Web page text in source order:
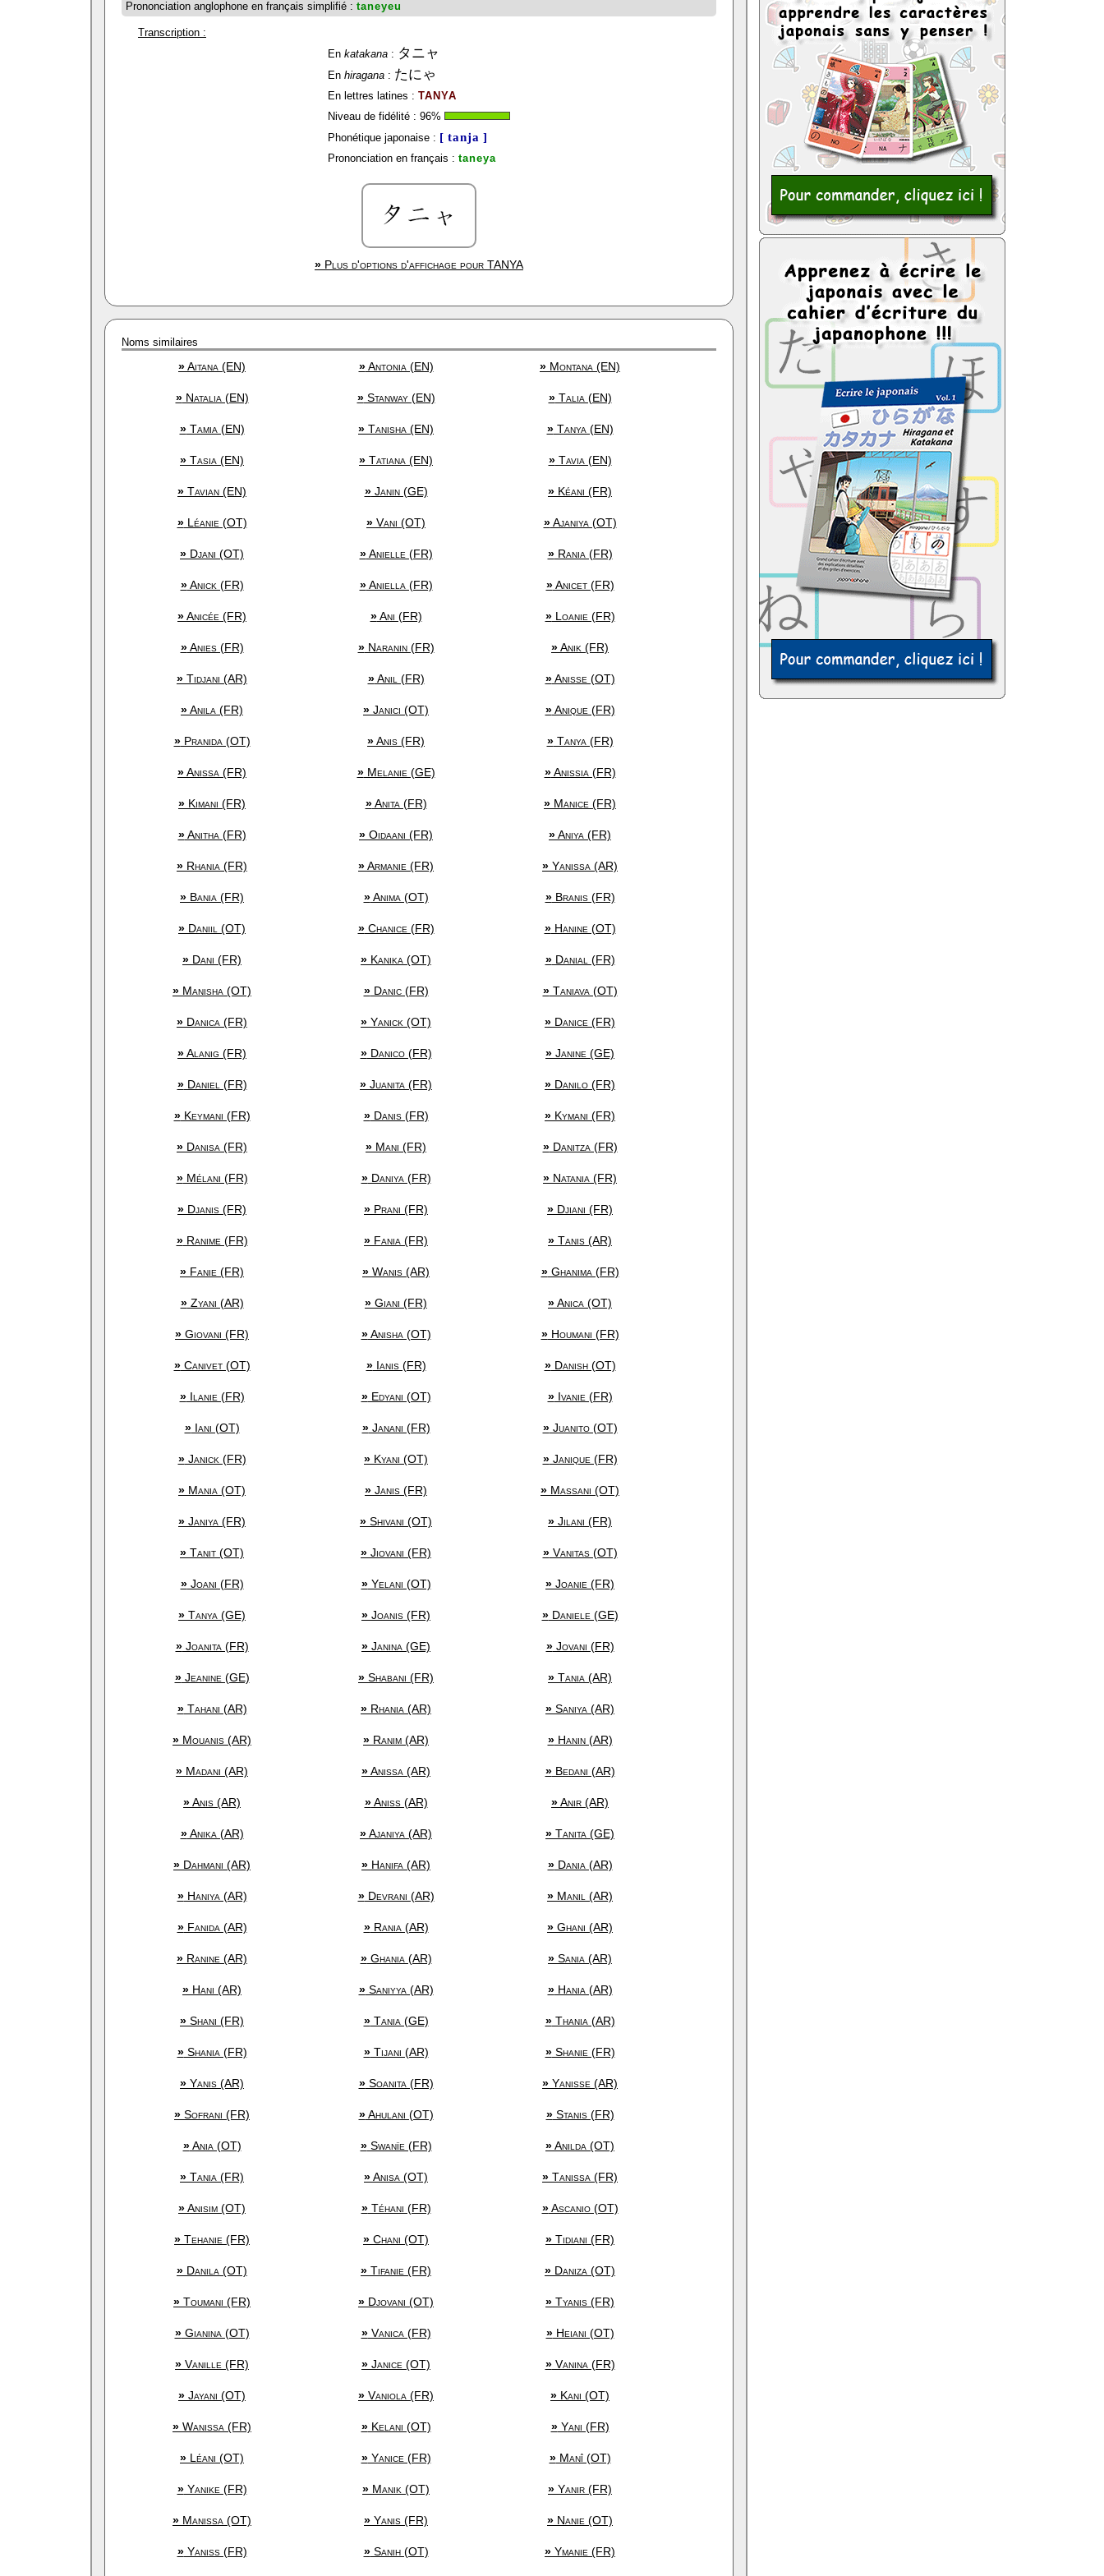
Prononciation anglophone en français simplifié : taneyeu
Transcription :
En katakana : タニャ
En hiragana : たにゃ
En lettres latines : TANYA
Niveau de fidélité : 96%
Phonétique japonaise : [ tanja ]
Prononciation en français : taneya
» Plus d'options d'affichage pour TANYA
Noms similaires
»Aitana (EN) »Antonia (EN) » Montana (EN)
»Natalia (EN) »Stanway (EN) »Talia (EN)
»Tamia (EN) » Tanisha (EN) »Tanya (EN)
» Tasia (EN) » Tatiana (EN) »Tavia (EN)
» Tavian (EN) »Janin (GE) » Kéani (FR)
»Léanie (OT) » Vani (OT) »Ajaniya (OT)
» Djani (OT) »Anielle (FR) »Rania (FR)
»Anick (FR) »Aniella (FR) »Anicet (FR)
»Anicée (FR) »Ani (FR) »Loanie (FR)
»Anies (FR) »Naranin (FR) »Anik (FR)
» Tidjani (AR) »Anil (FR) »Anisse (OT)
»Anila (FR) » Janici (OT) »Anique (FR)
»Pranida (OT) »Anis (FR) »Tanya (FR)
»Anissa (FR) »Melanie (GE) »Anissia (FR)
» Kimani (FR) »Anita (FR) » Manice (FR)
»Anitha (FR) » Oidaani (FR) »Aniya (FR)
» Rhania (FR) »Armanie (FR) » Yanissa (AR)
» Bania (FR) »Anima (OT) »Branis (FR)
» Daniil (OT) »Chanice (FR) »Hanine (OT)
» Dani (FR) » Kanika (OT) »Danial (FR)
» Manisha (OT) »Danic (FR) »Taniava (OT)
» Danica (FR) » Yanick (OT) » Danice (FR)
»Alanig (FR) »Danico (FR) » Janine (GE)
»Daniel (FR) » Juanita (FR) » Danilo (FR)
»Keymani (FR) »Danis (FR) » Kymani (FR)
» Danisa (FR) » Mani (FR) »Danitza (FR)
»Mélani (FR) »Daniya (FR) » Natania (FR)
» Djanis (FR) » Prani (FR) » Djiani (FR)
»Ranime (FR) » Fania (FR) » Tanis (AR)
» Fanie (FR) » Wanis (AR) »Ghanima (FR)
»Zyani (AR) » Giani (FR) »Anica (OT)
» Giovani (FR) »Anisha (OT) »Houmani (FR)
»Canivet (OT) »Ianis (FR) »Danish (OT)
»Ilanie (FR) »Edyani (OT) »Ivanie (FR)
»Iani (OT) »Janani (FR) »Juanito (OT)
»Janick (FR) » Kyani (OT) »Janique (FR)
» Mania (OT) » Janis (FR) » Massani (OT)
» Janiya (FR) » Shivani (OT) » Jilani (FR)
» Tanit (OT) » Jiovani (FR) »Vanitas (OT)
»Joani (FR) »Yelani (OT) » Joanie (FR)
» Tanya (GE) » Joanis (FR) »Daniele (GE)
»Joanita (FR) » Janina (GE) »Jovani (FR)
»Jeanine (GE) » Shabani (FR) » Tania (AR)
»Tahani (AR) » Rhania (AR) » Saniya (AR)
» Mouanis (AR) » Ranim (AR) »Hanin (AR)
» Madani (AR) »Anissa (AR) »Bedani (AR)
»Anis (AR) »Aniss (AR) »Anir (AR)
»Anika (AR) »Ajaniya (AR) » Tanita (GE)
» Dahmani (AR) » Hanifa (AR) »Dania (AR)
»Haniya (AR) »Devrani (AR) » Manil (AR)
»Fanida (AR) »Rania (AR) » Ghani (AR)
» Ranine (AR) »Ghania (AR) » Sania (AR)
» Hani (AR) »Saniyya (AR) »Hania (AR)
» Shani (FR) »Tania (GE) »Thania (AR)
»Shania (FR) »Tijani (AR) »Shanie (FR)
» Yanis (AR) »Soanita (FR) » Yanisse (AR)
» Sofrani (FR) »Ahulani (OT) »Stanis (FR)
»Ania (OT) »Swanïe (FR) »Anilda (OT)
» Tania (FR) »Anisa (OT) » Tanissa (FR)
»Anisim (OT) »Téhani (FR) »Ascanio (OT)
» Tehanie (FR) » Chani (OT) » Tidiani (FR)
» Danila (OT) » Tifanie (FR) » Daniza (OT)
» Toumani (FR) » Djovani (OT) » Tyanis (FR)
»Gianina (OT) »Vanica (FR) »Heiani (OT)
» Vanille (FR) » Janice (OT) »Vanina (FR)
» Jayani (OT) » Vaniola (FR) » Kani (OT)
» Wanissa (FR) »Kelani (OT) »Yani (FR)
» Léani (OT) »Yanice (FR) »Manî (OT)
»Yanike (FR) » Manik (OT) » Yanir (FR)
» Manissa (OT) » Yanis (FR) » Nanie (OT)
»Yaniss (FR) »Sanih (OT) » Ymanie (FR)